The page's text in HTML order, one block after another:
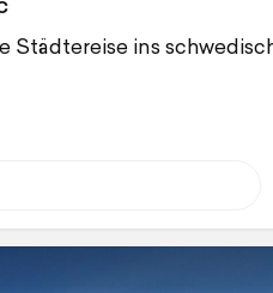
Städtereise ins